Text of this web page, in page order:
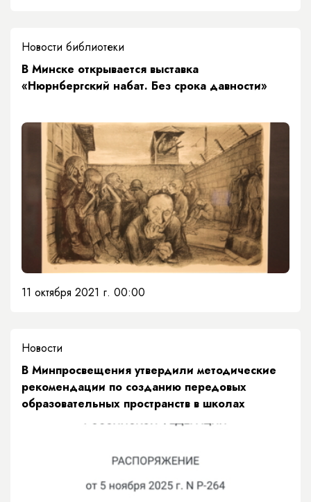
Новости библиотеки
В Минске открывается выставка
«Нюрнбергский набат. Без срока давности»
11 октября 2021 г. 00:00
Новости
В Минпросвещения утвердили методические
рекомендации по созданию передовых
образовательных пространств в школах